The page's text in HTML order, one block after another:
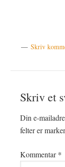
Skriv
Skriv et
Din e-
felter er
Kommentar*